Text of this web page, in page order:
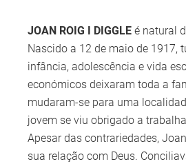
JOAN ROIG I DIGGLE é natural
Nascido a 12 de maio de 1917,
infância, adolescência e vida
económicos deixaram toda a
mudaram-se para uma
jovem se viu obrigado a
Apesar das contrariedades,
sua relação com Deus.